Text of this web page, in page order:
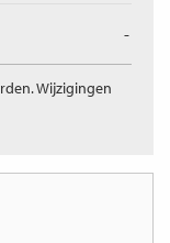
-
Wijzigingen